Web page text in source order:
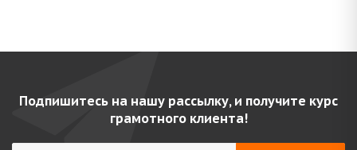
Подпишитесь на нашу рассылку, и получите курс
грамотного клиента!